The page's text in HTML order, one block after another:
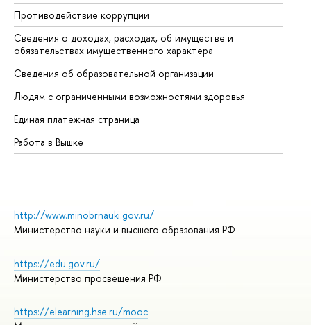
Противодействие коррупции
Сведения о доходах, расходах, об имуществе и
обязательствах имущественного характера
Сведения об образовательной организации
Людям с ограниченными возможностями здоровья
Единая платежная страница
Работа в Вышке
http://www.minobrnauki.gov.ru/
Министерство науки и высшего образования РФ
https://edu.gov.ru/
Министерство просвещения РФ
https://elearning.hse.ru/mooc